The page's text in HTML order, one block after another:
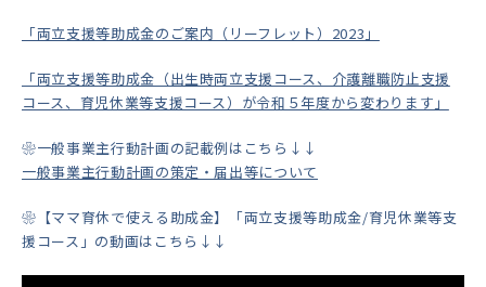
「両立支援等助成金のご案内（リーフレット）2023」
「両立支援等助成金（出生時両立支援コース、介護離職防止支援
コース、育児休業等支援コース）が令和５年度から変わります」
❀一般事業主行動計画の記載例はこちら↓↓
一般事業主行動計画の策定・届出等について
❀【ママ育休で使える助成金】「両立支援等助成金/育児休業等支
援コース」の動画はこちら↓↓